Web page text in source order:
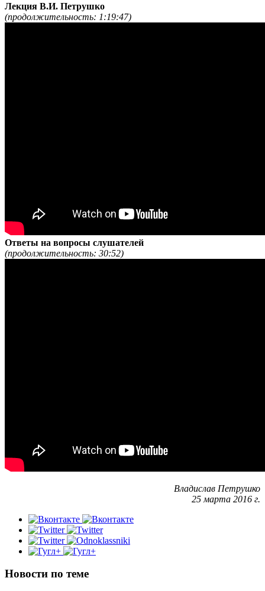
Лекция В.И. Петрушко
(продолжительность: 1:19:47)
Ответы на вопросы слушателей
(продолжительность: 30:52)
Владислав Петрушко
25 марта 2016 г.
Новости по теме